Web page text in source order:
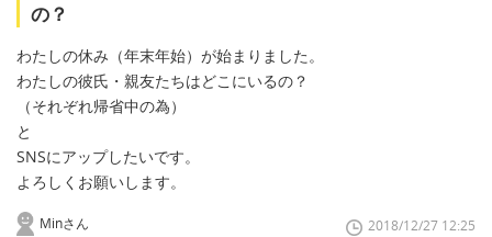
の？
わたしの休み（年末年始）が始まりました。
わたしの彼氏・親友たちはどこにいるの？
（それぞれ帰省中の為）
と
SNSにアップしたいです。
よろしくお願いします。
Minさん 2018/12/27 12:25